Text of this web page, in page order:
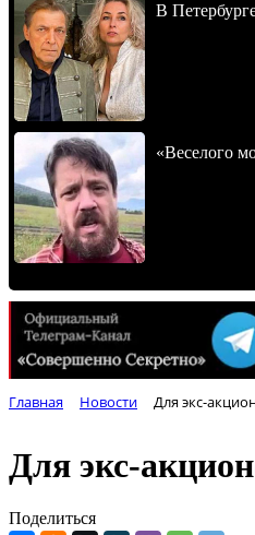
В
«Веселого
Главная Новости Для экс-
Для экс-
Поделиться